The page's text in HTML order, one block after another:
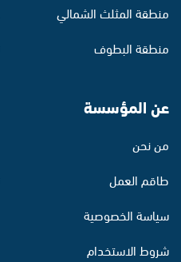
منطقة المثلث الشمالي
منطقة البطوف
عن المؤسسة
من نحن
طاقم العمل
سياسة الخصوصية
شروط الاستخدام